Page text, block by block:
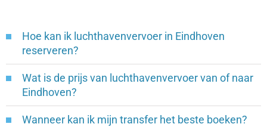
Hoe kan ik luchthavenvervoer in Eindhoven
reserveren?
Wat is de prijs van luchthavenvervoer van of naar
Eindhoven?
Wanneer kan ik mijn transfer het beste boeken?